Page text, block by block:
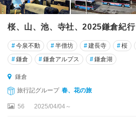
桜、山、池、寺社、2025鎌倉紀行
#今泉不動 #半僧坊 #建長寺 #桜
#鎌倉 #鎌倉アルプス #鎌倉湖
鎌倉
旅行記グループ 春、花の旅
56 2025/04/04～